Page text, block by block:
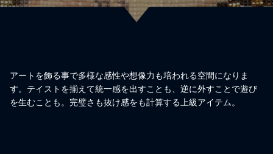
アートを飾る事で多様な感性や想像力も培われる空間になりま
す。テイストを揃えて統一感を出すことも、逆に外すことで遊び
を生むことも。完璧さも抜け感をも計算する上級アイテム。